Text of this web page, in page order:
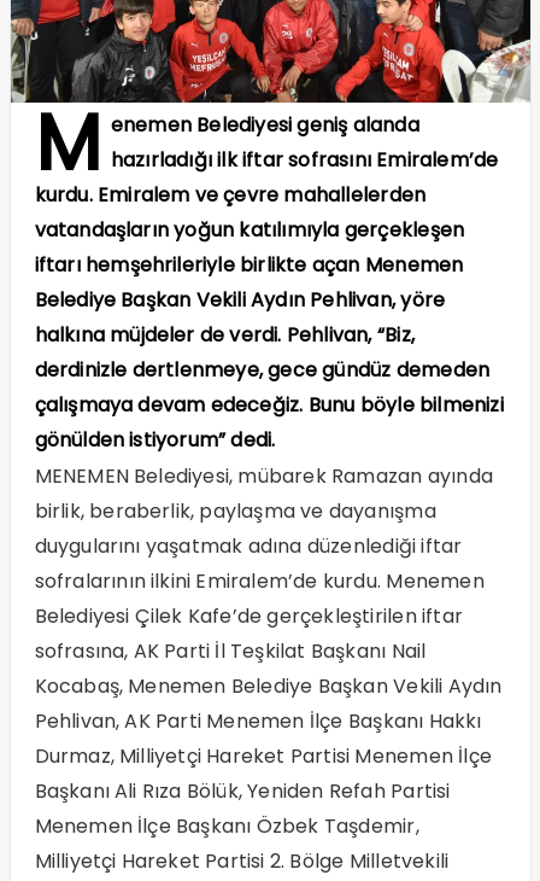
M enemen Belediyesi geniş alanda
hazırladığı ilk iftar sofrasını Emiralem’de
kurdu. Emiralem ve çevre mahallelerden
vatandaşların yoğun katılımıyla gerçekleşen
iftarı hemşehrileriyle birlikte açan Menemen
Belediye Başkan Vekili Aydın Pehlivan, yöre
halkına müjdeler de verdi. Pehlivan, “Biz,
derdinizle dertlenmeye, gece gündüz demeden
çalışmaya devam edeceğiz. Bunu böyle bilmenizi
gönülden istiyorum” dedi.
MENEMEN Belediyesi, mübarek Ramazan ayında
birlik, beraberlik, paylaşma ve dayanışma
duygularını yaşatmak adına düzenlediği iftar
sofralarının ilkini Emiralem’de kurdu. Menemen
Belediyesi Çilek Kafe’de gerçekleştirilen iftar
sofrasına, AK Parti İl Teşkilat Başkanı Nail
Kocabaş, Menemen Belediye Başkan Vekili Aydın
Pehlivan, AK Parti Menemen İlçe Başkanı Hakkı
Durmaz, Milliyetçi Hareket Partisi Menemen İlçe
Başkanı Ali Rıza Bölük, Yeniden Refah Partisi
Menemen İlçe Başkanı Özbek Taşdemir,
Milliyetçi Hareket Partisi 2. Bölge Milletvekili